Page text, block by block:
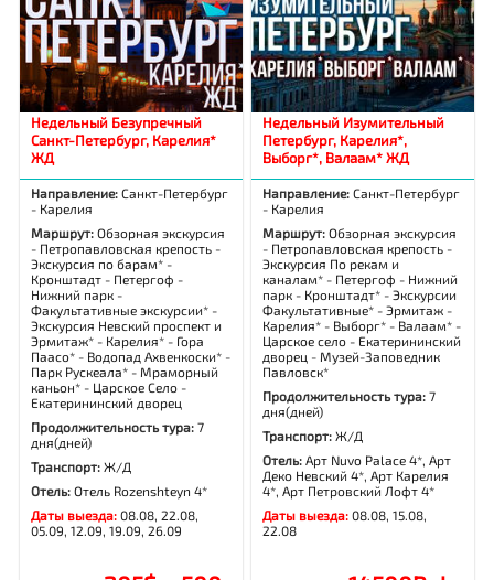
Недельный Безупречный
Санкт-Петербург, Карелия*
ЖД
Направление:Санкт-Петербург
- Карелия
Маршрут:Обзорная экскурсия
- Петропавловская крепость -
Экскурсия по барам* -
Кронштадт - Петергоф -
Нижний парк -
Факультативные экскурсии* -
Экскурсия Невский проспект и
Эрмитаж* - Карелия* - Гора
Паасо* - Водопад Ахвенкоски* -
Парк Рускеала* - Мраморный
каньон* - Царское Село -
Екатерининский дворец
Продолжительность тура:7
дня(дней)
Транспорт:Ж/Д
Отель:Отель Rozenshteyn 4*
Даты выезда:08.08, 22.08,
05.09, 12.09, 19.09, 26.09
Недельный Изумительный
Петербург, Карелия*,
Выборг*, Валаам* ЖД
Направление:Санкт-Петербург
- Карелия
Маршрут:Обзорная экскурсия
- Петропавловская крепость -
Экскурсия По рекам и
каналам* - Петергоф - Нижний
парк - Кронштадт* - Экскурсии
Факультативные* - Эрмитаж -
Карелия* - Выборг* - Валаам* -
Царское село - Екатерининский
дворец - Музей-Заповедник
Павловск*
Продолжительность тура:7
дня(дней)
Транспорт:Ж/Д
Отель:Арт Nuvo Palace 4*, Арт
Деко Невский 4*, Арт Карелия
4*, Арт Петровский Лофт 4*
Даты выезда:08.08, 15.08,
22.08